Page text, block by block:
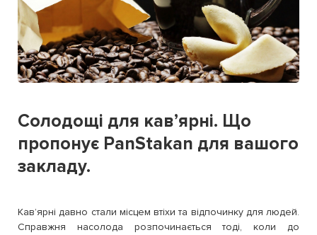
Солодощі для кавʼярні. Що
пропонує PanStakan для вашого
закладу.
Кавʼярні давно стали місцем втіхи та відпочинку для людей.
Справжня насолода розпочинається тоді, коли до